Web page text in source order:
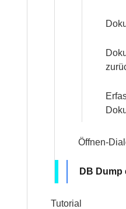
Öffnen-
DB Dump
Tutorial